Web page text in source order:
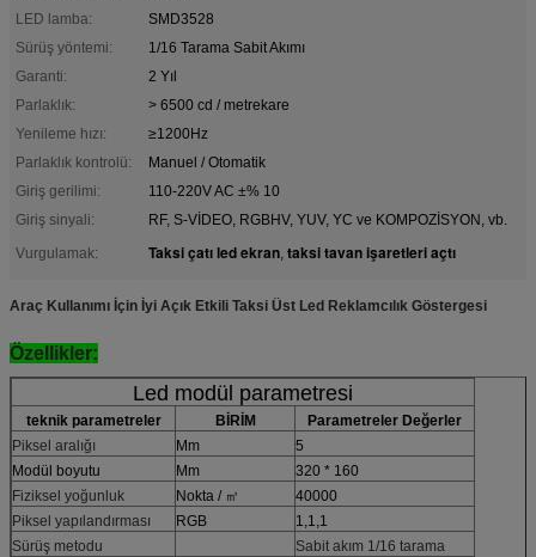
LED lamba:
SMD3528
Sürüş yöntemi:
1/16 Tarama Sabit Akımı
Garanti:
2 Yıl
Parlaklık:
> 6500 cd / metrekare
Yenileme hızı:
≥1200Hz
Parlaklık kontrolü:
Manuel / Otomatik
Giriş gerilimi:
110-220V AC ±% 10
Giriş sinyali:
RF, S-VİDEO, RGBHV, YUV, YC ve KOMPOZİSYON, vb.
Vurgulamak:
Taksi çatı led ekran, taksi tavan işaretleri açtı
Araç Kullanımı İçin İyi Açık Etkili Taksi Üst Led Reklamcılık Göstergesi
Özellikler:
Led modül parametresi
teknik parametreler BİRİM
Parametreler Değerler
Piksel aralığı
Mm
5
Modül boyutu
Mm
320 * 160
Fiziksel yoğunluk
Nokta / ㎡
40000
Piksel yapılandırması
RGB
1,1,1
Sürüş metodu
Sabit akım 1/16 tarama